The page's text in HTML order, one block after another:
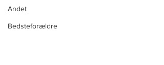
Andet
Bedsteforældre